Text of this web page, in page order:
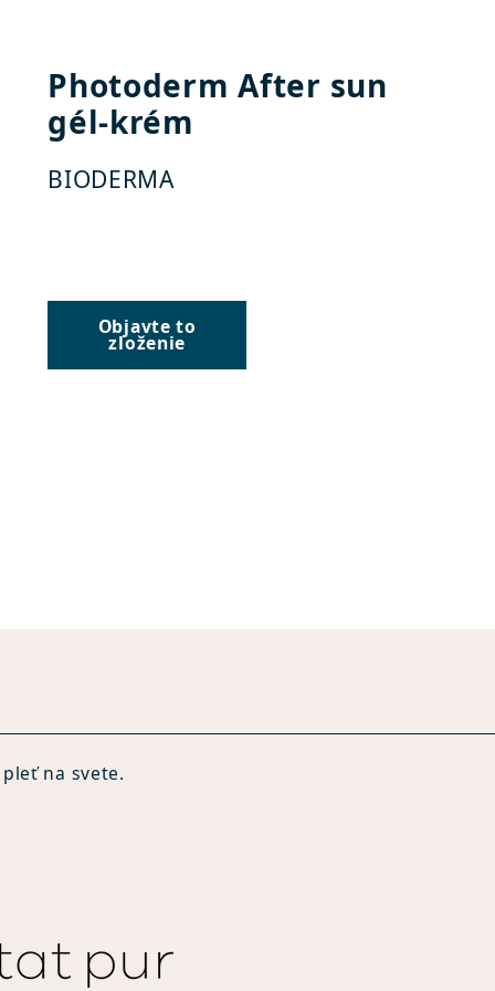
Photoderm After sun
gél-krém
BIODERMA
Objavte to
zloženie
na svete.